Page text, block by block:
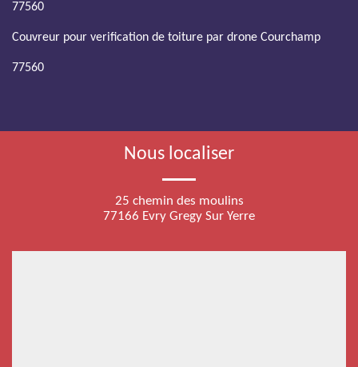
77560
Couvreur pour verification de toiture par drone Courchamp
77560
Nous localiser
25 chemin des moulins
77166 Evry Gregy Sur Yerre